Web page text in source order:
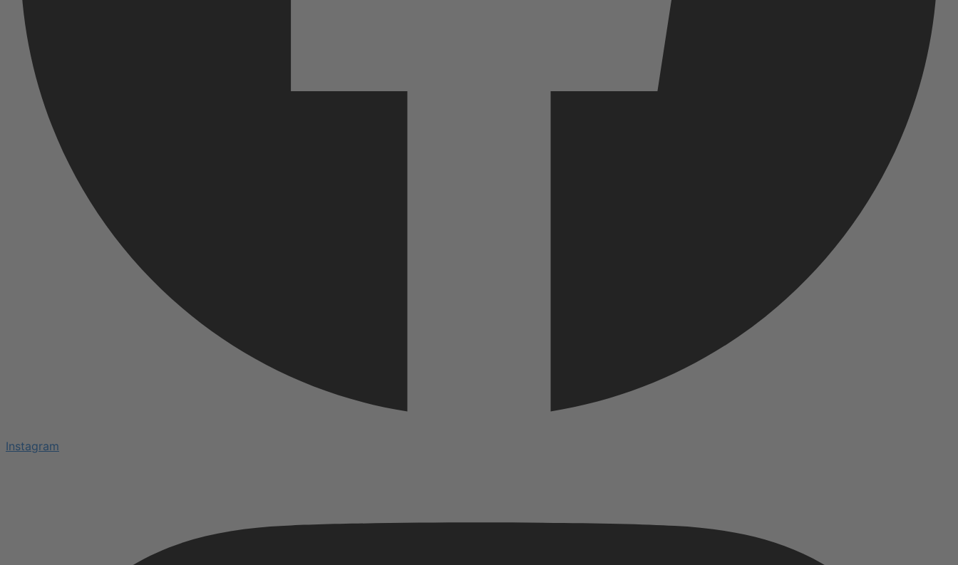
Instagram